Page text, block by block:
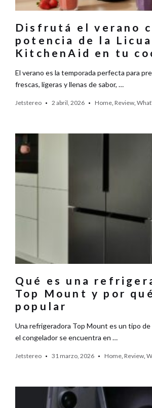
Disfrutá el verano
potencia de la
KitchenAid en tu
El verano es la temporada perfecta para
frescas, ligeras y llenas de sabor, …
Jetstereo 2 abril, 2026 Home Review
Qué es una
Top Mount y por
popular
Una refrigeradora Top Mount es un tipo
el congelador se encuentra en …
Jetstereo 31 marzo, 2026 Home Review